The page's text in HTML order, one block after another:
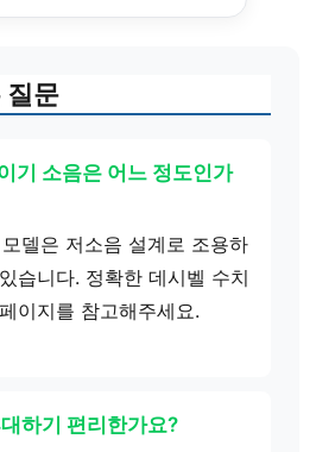
질문
기 소음은 어느 정도인가
델은 저소음 설계로 조용하
습니다. 정확한 데시벨 수치
이지를 참고해주세요.
하기 편리한가요?